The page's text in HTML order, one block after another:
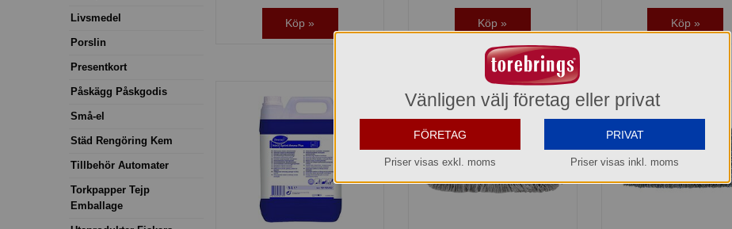
Livsmedel
Porslin
Presentkort
Påskägg Påskgodis
Små-el
Städ Rengöring Kem
Tillbehör Automater
Torkpapper Tejp
Emballage
Köp » Köp » Köp »
Vänligen välj företag eller privat
FÖRETAG
Priser visas exkl. moms
PRIVAT
Priser visas inkl. moms